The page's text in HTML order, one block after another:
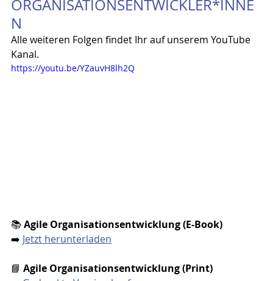
ORGANISATIONSENTWICKLER*INNE
N
Alle weiteren Folgen findet Ihr auf unserem YouTube
Kanal.
https://youtu.be/YZauvH8lh2Q
📚 Agile Organisationsentwicklung (E-Book)
➡️ Jetzt herunterladen
📘 Agile Organisationsentwicklung (Print)